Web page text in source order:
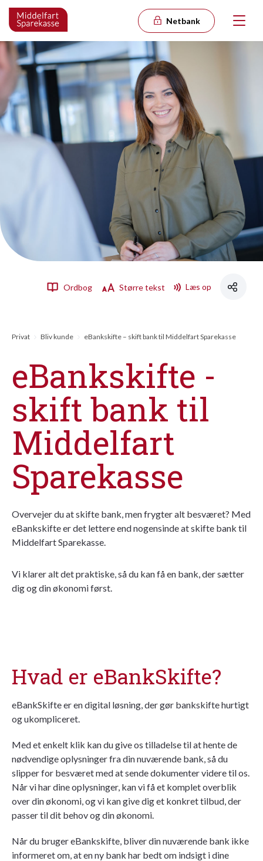
Netbank
Ordbog Større tekst Læs op
Privat Bliv kunde eBankskifte – skift bank til Middelfart Sparekasse
eBankskifte -
skift bank til
Middelfart
Sparekasse
Overvejer du at skifte bank, men frygter alt besværet? Med
eBankskifte er det lettere end nogensinde at skifte bank til
Middelfart Sparekasse.
Vi klarer alt det praktiske, så du kan få en bank, der sætter
dig og din økonomi først.
Hvad er eBankSkifte?
eBankSkifte er en digital løsning, der gør bankskifte hurtigt
og ukompliceret.
Med et enkelt klik kan du give os tilladelse til at hente de
nødvendige oplysninger fra din nuværende bank, så du
slipper for besværet med at sende dokumenter videre til os.
Når vi har dine oplysninger, kan vi få et komplet overblik
over din økonomi, og vi kan give dig et konkret tilbud, der
passer til dit behov og din økonomi.
Når du bruger eBankskifte, bliver din nuværende bank ikke
informeret om, at en ny bank har bedt om indsigt i dine